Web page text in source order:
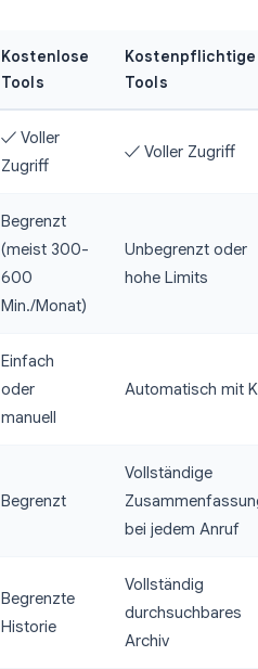
Kostenlose
Tools
Kostenpflichtige
Tools
✓ Voller
Zugriff
✓ Voller Zugriff
Begrenzt
(meist 300-
600
Min./Monat)
Unbegrenzt oder
hohe Limits
Einfach
oder
manuell
Automatisch mit
Begrenzt
Vollständige
bei jedem Anruf
Begrenzte
Historie
Vollständig
durchsuchbares
Archiv